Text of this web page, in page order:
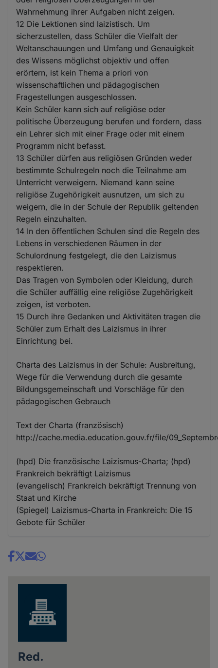
Wahrnehmung ihrer Aufgaben nicht zeigen.
12 Die Lektionen sind laizistisch. Um
sicherzustellen, dass Schüler die Vielfalt der
Weltanschauungen und Umfang und Genauigkeit
des Wissens möglichst objektiv und offen
erörtern, ist kein Thema a priori von
wissenschaftlichen und pädagogischen
Fragestellungen ausgeschlossen.
Kein Schüler kann sich auf religiöse oder
politische Überzeugung berufen und fordern, dass
ein Lehrer sich mit einer Frage oder mit einem
Programm nicht befasst.
13 Schüler dürfen aus religiösen Gründen weder
bestimmte Schulregeln noch die Teilnahme am
Unterricht verweigern. Niemand kann seine
religiöse Zugehörigkeit ausnutzen, um sich zu
weigern, die in der Schule der Republik geltenden
Regeln einzuhalten.
14 In den öffentlichen Schulen sind die Regeln des
Lebens in verschiedenen Räumen in der
Schulordnung festgelegt, die den Laizismus
respektieren.
Das Tragen von Symbolen oder Kleidung, durch
die Schüler auffällig eine religiöse Zugehörigkeit
zeigen, ist verboten.
15 Durch ihre Gedanken und Aktivitäten tragen die
Schüler zum Erhalt des Laizismus in ihrer
Einrichtung bei.
Charta des Laizismus in der Schule: Ausbreitung,
Wege für die Verwendung durch die gesamte
Bildungsgemeinschaft und Vorschläge für den
pädagogischen Gebrauch
Text der Charta (französisch)
http://cache.media.education.gouv.fr/file/
(hpd) Die französische Laizismus-Charta; (hpd)
Frankreich bekräftigt Laizismus
(evangelisch) Frankreich bekräftigt Trennung von
Staat und Kirche
(Spiegel) Laizismus-Charta in Frankreich: Die 15
Gebote für Schüler
Share
Red.